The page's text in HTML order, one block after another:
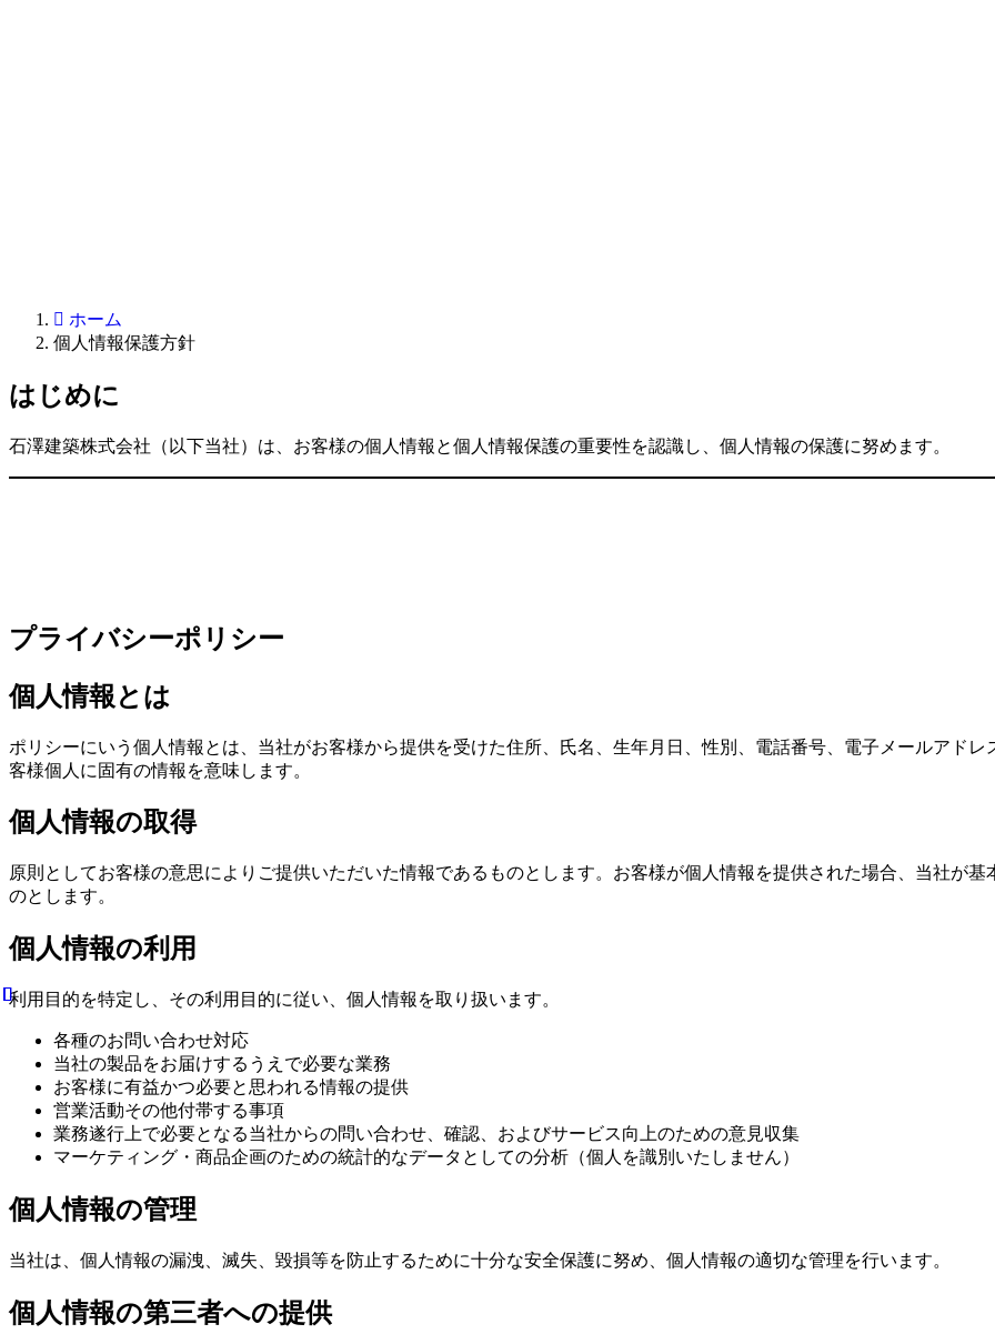
ホーム
個人情報保護方針
はじめに
石澤建築株式会社（以下当社）は、お客様の個人情報と個人情報保護の重要性を認識し、個人情報の保護に努めます。
プライバシーポリシー
個人情報とは
ポリシーにいう個人情報とは、当社がお客様から提供を受けた住所、氏名、生年月日、性別、電話番号、電子メールアド
客様個人に固有の情報を意味します。
個人情報の取得
原則としてお客様の意思によりご提供いただいた情報であるものとします。お客様が個人情報を提供された場合、当社が
のとします。
個人情報の利用
利用目的を特定し、その利用目的に従い、個人情報を取り扱います。
各種のお問い合わせ対応
当社の製品をお届けするうえで必要な業務
お客様に有益かつ必要と思われる情報の提供
営業活動その他付帯する事項
業務遂行上で必要となる当社からの問い合わせ、確認、およびサービス向上のための意見収集
マーケティング・商品企画のための統計的なデータとしての分析（個人を識別いたしません）
個人情報の管理
当社は、個人情報の漏洩、滅失、毀損等を防止するために十分な安全保護に努め、個人情報の適切な管理を行います。
個人情報の第三者への提供